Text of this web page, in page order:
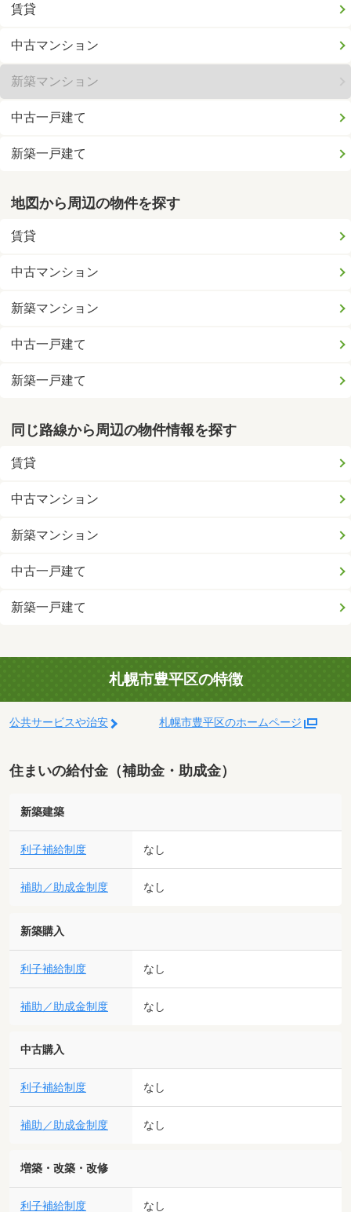
賃貸
中古マンション
新築マンション
中古一戸建て
新築一戸建て
地図から周辺の物件を探す
賃貸
中古マンション
新築マンション
中古一戸建て
新築一戸建て
同じ路線から周辺の物件情報を探す
賃貸
中古マンション
新築マンション
中古一戸建て
新築一戸建て
札幌市豊平区の特徴
公共サービスや治安 札幌市豊平区のホームページ
住まいの給付金（補助金・助成金）
新築建築
利子補給制度 なし
補助／助成金制度 なし
新築購入
利子補給制度 なし
補助／助成金制度 なし
中古購入
利子補給制度 なし
補助／助成金制度 なし
増築・改築・改修
利子補給制度 なし